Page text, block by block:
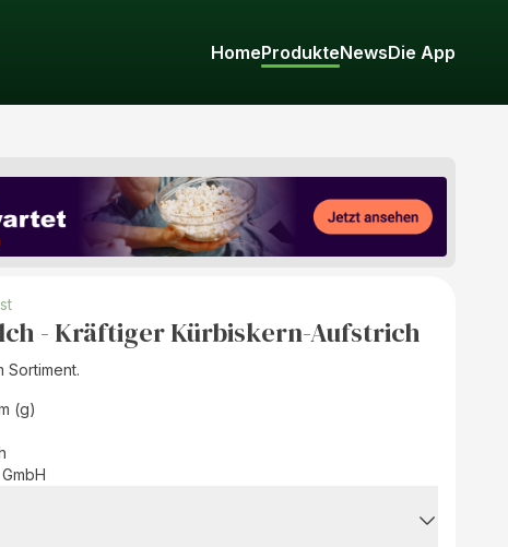
HomeProdukteNewsDie App
- Kräftiger Kürbiskern-Aufstrich
Sortiment.
(g)